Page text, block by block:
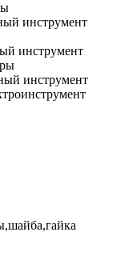
инструмент
инструмент
инструмент